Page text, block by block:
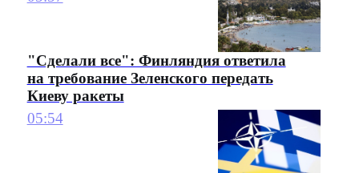
"Сделали все": Финляндия ответила
на требование Зеленского передать
Киеву ракеты
05:54